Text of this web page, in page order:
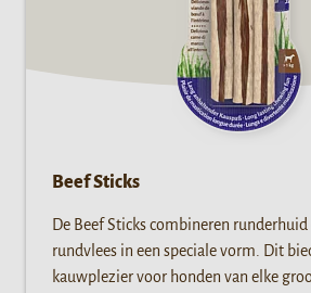
Beef Sticks
De Beef Sticks combineren
rundvlees in een speciale vorm. Dit
kauwplezier voor honden van elke